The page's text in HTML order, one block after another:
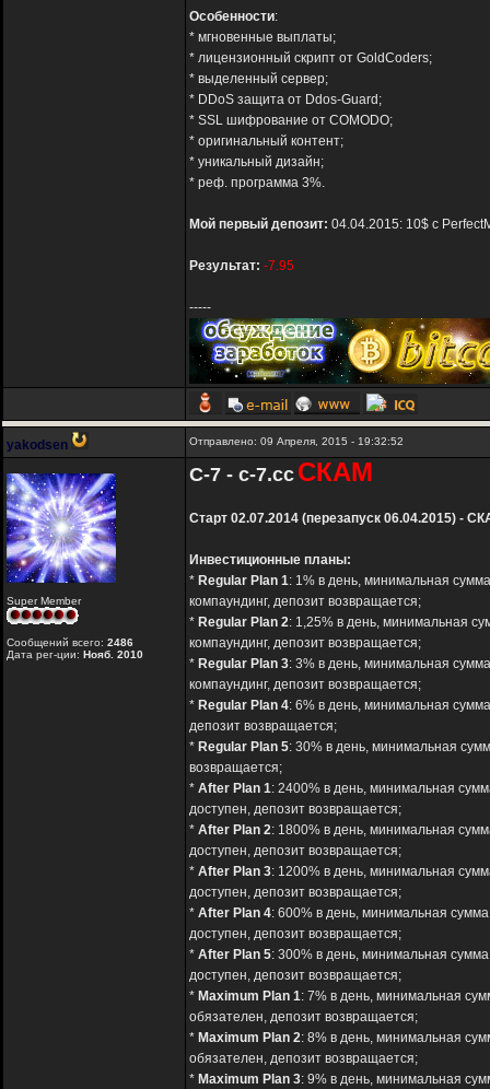
Особенности:
* мгновенные выплаты;
* лицензионный скрипт от GoldCoders;
* выделенный сервер;
* DDoS защита от Ddos-Guard;
* SSL шифрование от COMODO;
* оригинальный контент;
* уникальный дизайн;
* реф. программа 3%.
Мой первый депозит: 04.04.2015: 10$ с
Результат: -7.95
-----
yakodsen Отправлено: 09 Апреля, 2015 - 19:32:52
Super Member
Сообщений всего: 2486
Дата рег-ции: Нояб. 2010
C-7 - c-7.cc СКАМ
Старт 02.07.2014 (перезапуск 06.04.2015) -
Инвестиционные планы:
* Regular Plan 1: 1% в день, минимальная
компаундинг, депозит возвращается;
* Regular Plan 2: 1,25% в день, минимальная
компаундинг, депозит возвращается;
* Regular Plan 3: 3% в день, минимальная
компаундинг, депозит возвращается;
* Regular Plan 4: 6% в день, минимальная
депозит возвращается;
* Regular Plan 5: 30% в день, минимальная
возвращается;
* After Plan 1: 2400% в день, минимальная
доступен, депозит возвращается;
* After Plan 2: 1800% в день, минимальная
доступен, депозит возвращается;
* After Plan 3: 1200% в день, минимальная
доступен, депозит возвращается;
* After Plan 4: 600% в день, минимальная
доступен, депозит возвращается;
* After Plan 5: 300% в день, минимальная
доступен, депозит возвращается;
* Maximum Plan 1: 7% в день, минимальная
обязателен, депозит возвращается;
* Maximum Plan 2: 8% в день, минимальная
обязателен, депозит возвращается;
* Maximum Plan 3: 9% в день, минимальная